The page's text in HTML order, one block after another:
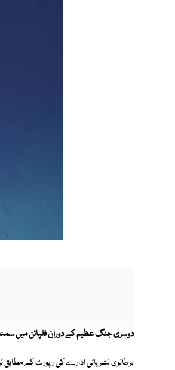
دوسری جنگ عظیم کے دوران فلپائن میں
برطانوی نشریاتی ادارے کی رپورٹ کے